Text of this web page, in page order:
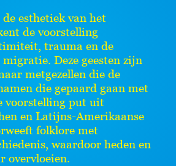
esthetiek van het
de voorstelling
trauma en de
Deze geesten zijn
metgezellen die de
die gepaard gaan met
voorstelling put uit
en Latijns-Amerikaanse
folklore met
waardoor heden en
overvloeien.